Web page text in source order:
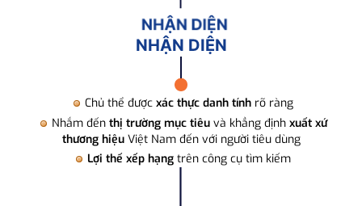
NHẬN DIỆN
Chủ thể được xác thực danh tính rõ ràng
Nhắm đến thị trường mục tiêuvà khẳng định xuất xứ
thương hiệuViệt Nam đến với người tiêu dùng
Lợi thế xếp hạng trên công cụ tìm kiếm